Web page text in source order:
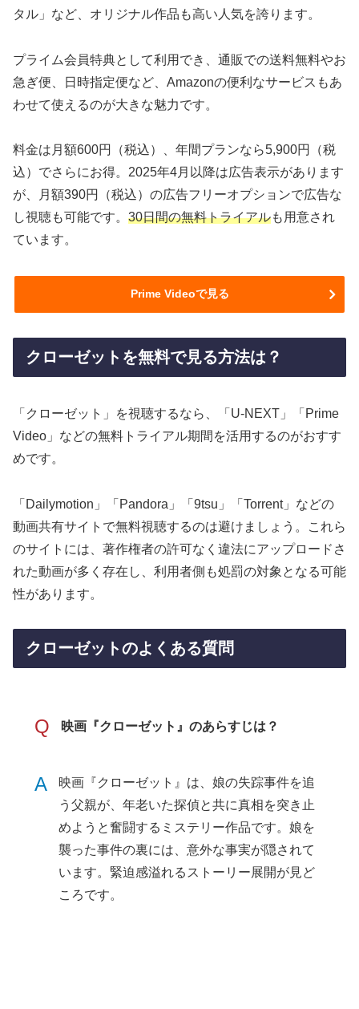
タル」など、オリジナル作品も高い人気を誇ります。
プライム会員特典として利用でき、通販での送料無料やお
急ぎ便、日時指定便など、Amazonの便利なサービスもあ
わせて使えるのが大きな魅力です。
料金は月額600円（税込）、年間プランなら5,900円（税
込）でさらにお得。2025年4月以降は広告表示があります
が、月額390円（税込）の広告フリーオプションで広告な
し視聴も可能です。 30日間の無料トライアルも用意され
ています。
Prime Videoで見る
クローゼットを無料で見る方法は？
「クローゼット」を視聴するなら、「U-NEXT」「Prime
Video」などの無料トライアル期間を活用するのがおすす
めです。
「Dailymotion」「Pandora」「9tsu」「Torrent」などの
動画共有サイトで無料視聴するのは避けましょう。これら
のサイトには、著作権者の許可なく違法にアップロードさ
れた動画が多く存在し、利用者側も処罰の対象となる可能
性があります。
クローゼットのよくある質問
Q 映画『クローゼット』のあらすじは？
A
映画『クローゼット』は、娘の失踪事件を追
う父親が、年老いた探偵と共に真相を突き止
めようと奮闘するミステリー作品です。娘を
襲った事件の裏には、意外な事実が隠されて
います。緊迫感溢れるストーリー展開が見ど
ころです。